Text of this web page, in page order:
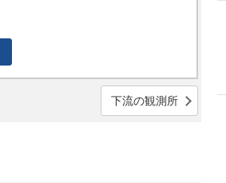
下流の観測所